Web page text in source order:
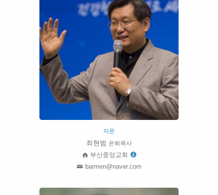
자문
최현범 은퇴목사
부산중앙교회
barmen@naver.com